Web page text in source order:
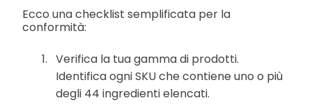
Ecco una checklist semplificata per la
conformità:
Verifica la tua gamma di prodotti.
Identifica ogni SKU che contiene uno o più
degli 44 ingredienti elencati.